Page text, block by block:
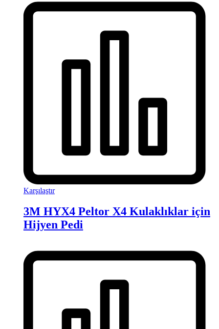
Karşılaştır
3M HYX4 Peltor X4 Kulaklıklar için
Hijyen Pedi